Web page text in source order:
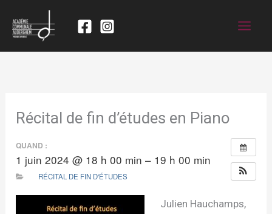
Récital de fin d’études en Piano
QUAND :
1 juin 2024 @ 18 h 00 min – 19 h 00 min
RÉCITAL DE FIN D'ÉTUDES
Julien Hauchamps,